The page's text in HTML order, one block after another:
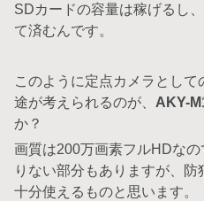
SDカードの容量は稼げるし
て済むんです。
このように定点カメラとし
途が考えられるのが、 AKY-
か？
画質は200万画素フルHDな
りない部分もありますが、防
十分使えるものと思います。